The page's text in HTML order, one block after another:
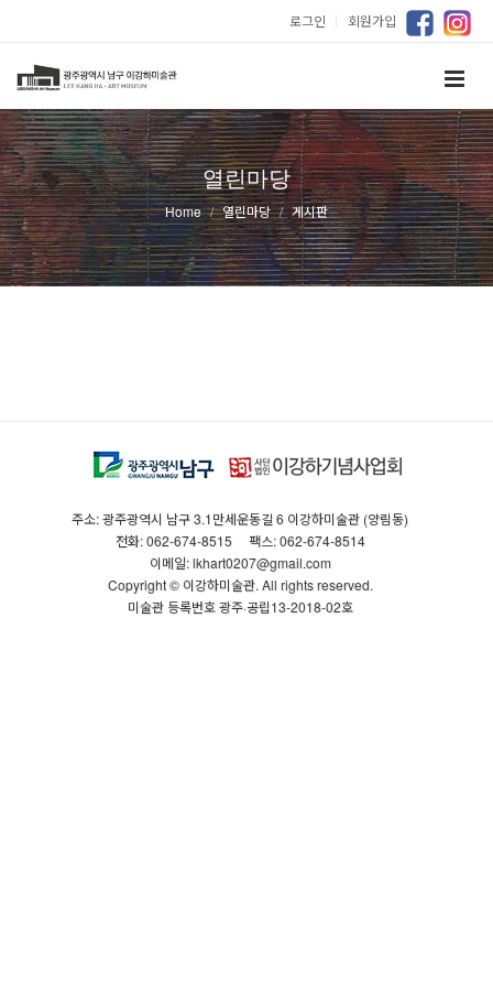
로그인 ｜ 회원가입
열린마당
Home 열린마당 게시판
주소: 광주광역시 남구 3.1만세운동길 6 이강하미술관 (양림동)
전화: 062-674-8515
팩스: 062-674-8514
이메일: lkhart0207@gmail.com
Copyright © 이강하미술관. All rights reserved.
미술관 등록번호 광주·공립13-2018-02호